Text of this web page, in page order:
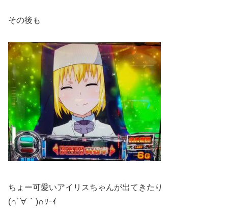
その後も
ちょー可愛いアイリスちゃんが出てきたり
(∩´∀｀)∩ﾜｰｲ